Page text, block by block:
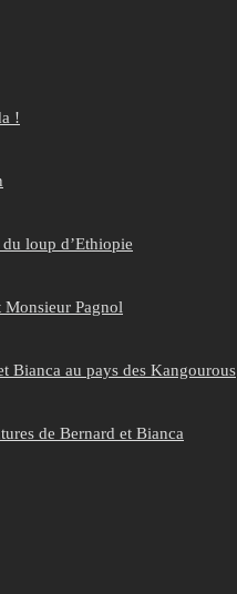
!
du loup d’Ethiopie
Monsieur Pagnol
Bianca au pays des Kangourous
de Bernard et Bianca